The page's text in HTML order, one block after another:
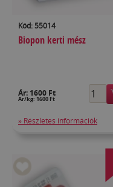
Kód: 55014
Biopon kerti mész
Ár: 1600 Ft
Ár/kg: 1600 Ft
» Részletes információk